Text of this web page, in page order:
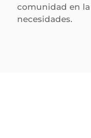
comunidad en
necesidades.